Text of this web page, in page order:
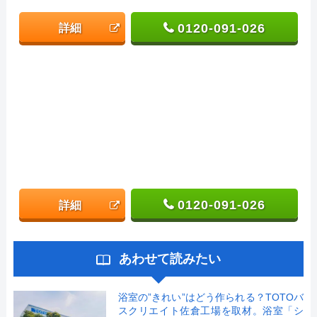
詳細 0120-091-026
詳細 0120-091-026
あわせて読みたい
浴室の”きれい”はどう作られる？TOTOバ
スクリエイト佐倉工場を取材。浴室「シ